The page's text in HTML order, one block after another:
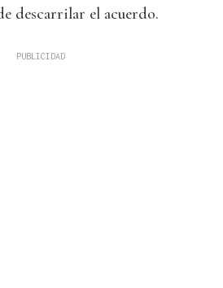
descarrilar el acuerdo.